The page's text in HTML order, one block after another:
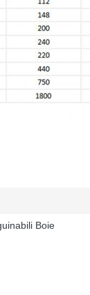
Boie